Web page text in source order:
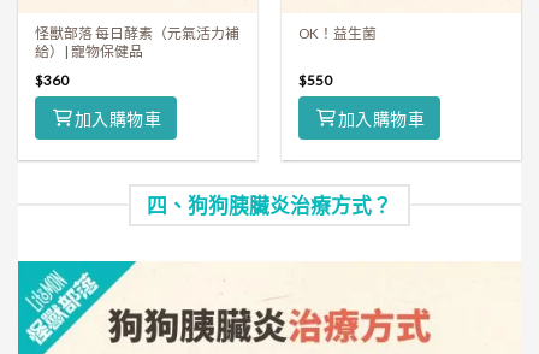
怪獸部落 每日酵素（元氣活力補
給）| 寵物保健品
$360
加入購物車
OK！益生菌
$550
加入購物車
四、狗狗胰臟炎治療方式？